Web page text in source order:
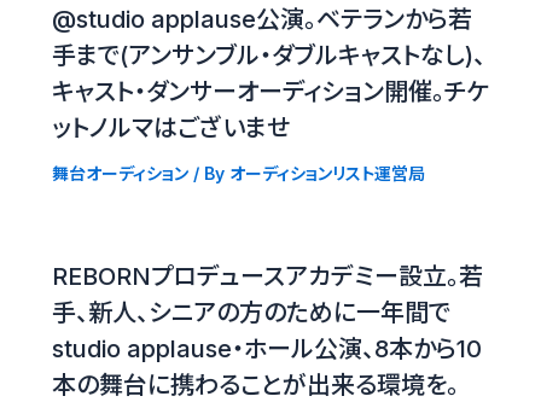
@studio applause公演。ベテランから若
手まで(アンサンブル・ダブルキャストなし)、
キャスト・ダンサーオーディション開催。チケ
ットノルマはございませ
舞台オーディション/ By オーディションリスト運営局
REBORNプロデュースアカデミー設立。若
手、新人、シニアの方のために一年間で
studio applause・ホール公演、8本から10
本の舞台に携わることが出来る環境を。